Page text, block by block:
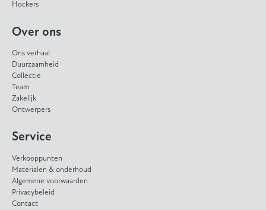
Hockers
Over ons
Ons verhaal
Duurzaamheid
Collectie
Team
Zakelijk
Ontwerpers
Service
Verkooppunten
Materialen & onderhoud
Algemene voorwaarden
Privacybeleid
Contact